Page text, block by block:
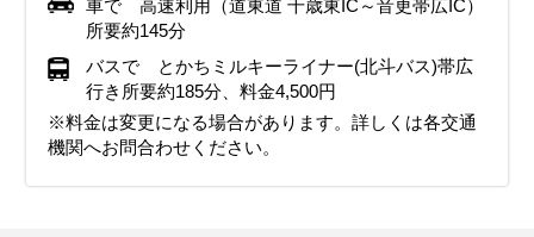
車で 高速利用（道東道 千歳東IC～音更帯広IC）
所要約145分
バスで とかちミルキーライナー(北斗バス)帯広
行き所要約185分、料金4,500円
※料金は変更になる場合があります。詳しくは各交通
機関へお問合わせください。